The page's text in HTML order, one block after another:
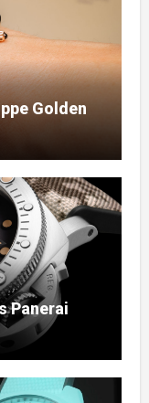
Golden
Panerai